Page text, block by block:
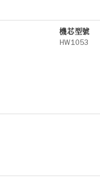
機芯型號
HW1053